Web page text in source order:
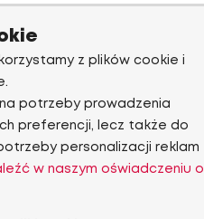
z plików cookie i
potrzeby prowadzenia
preferencji, lecz także do
personalizacji reklam
w naszym oświadczeniu o